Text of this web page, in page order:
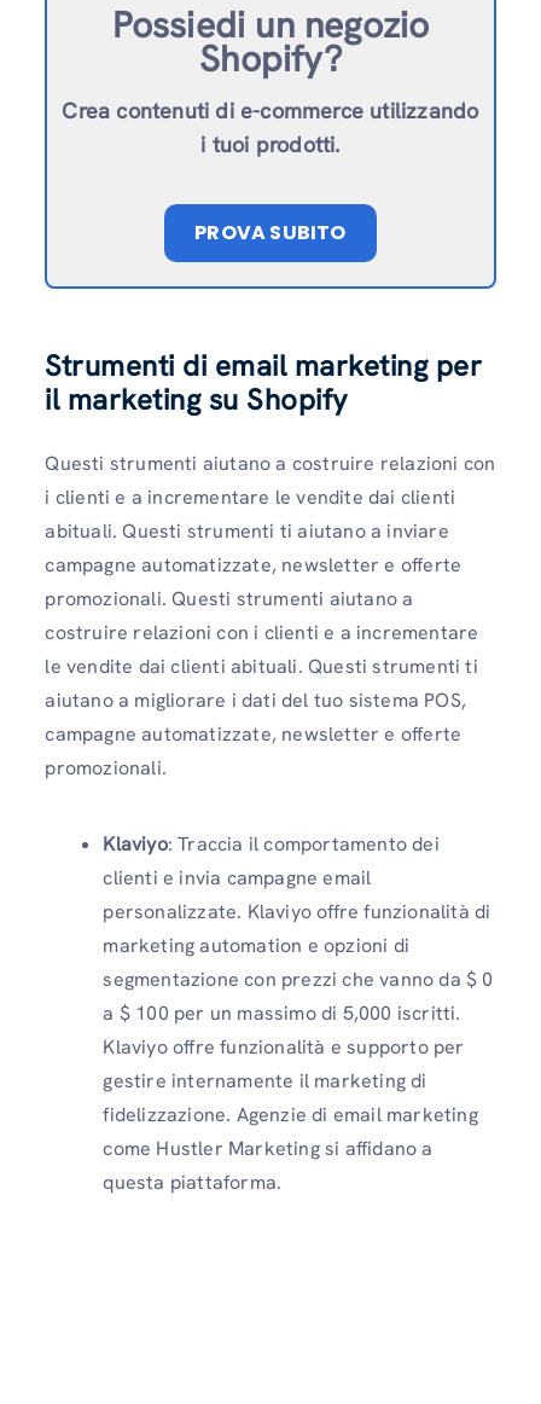
Possiedi un negozio
Shopify?
Crea contenuti di e-commerce utilizzando
i tuoi prodotti.
PROVA SUBITO
Strumenti di email marketing per
il marketing su Shopify
Questi strumenti aiutano a costruire relazioni con
i clienti e a incrementare le vendite dai clienti
abituali. Questi strumenti ti aiutano a inviare
campagne automatizzate, newsletter e offerte
promozionali. Questi strumenti aiutano a
costruire relazioni con i clienti e a incrementare
le vendite dai clienti abituali. Questi strumenti ti
aiutano a migliorare i dati del tuo sistema POS,
campagne automatizzate, newsletter e offerte
promozionali.
Klaviyo: Traccia il comportamento dei
clienti e invia campagne email
personalizzate. Klaviyo offre funzionalità di
marketing automation e opzioni di
segmentazione con prezzi che vanno da $ 0
a $ 100 per un massimo di 5,000 iscritti.
Klaviyo offre funzionalità e supporto per
gestire internamente il marketing di
fidelizzazione. Agenzie di email marketing
come Hustler Marketing si affidano a
questa piattaforma.